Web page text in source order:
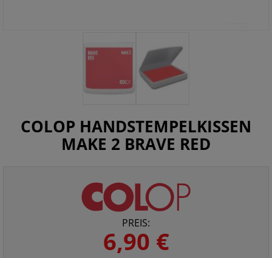
COLOP HANDSTEMPELKISSEN
MAKE 2 BRAVE RED
PREIS:
6,90 €